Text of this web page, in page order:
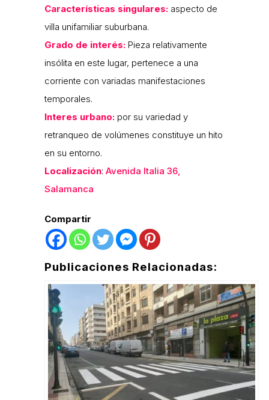
Características singulares: aspecto de
villa unifamiliar suburbana.
Grado de interés: Pieza relativamente
insólita en este lugar, pertenece a una
corriente con variadas manifestaciones
temporales.
Interes urbano: por su variedad y
retranqueo de volúmenes constituye un hito
en su entorno.
Localización: Avenida Italia 36,
Salamanca
Compartir
Publicaciones Relacionadas: